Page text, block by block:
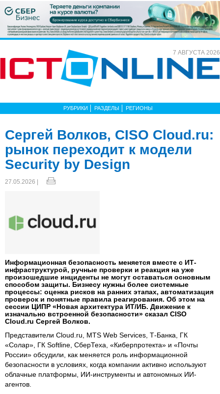
7 АВГУСТА 2026
РУБРИКИ РАЗДЕЛЫ РЕГИОНЫ
Сергей Волков, CISO Cloud.ru:
рынок переходит к модели
Security by Design
27.05.2026 |
Информационная безопасность меняется вместе с ИТ-
инфраструктурой, ручные проверки и реакция на уже
произошедшие инциденты не могут оставаться основным
способом защиты. Бизнесу нужны более системные
процессы: оценка рисков на ранних этапах, автоматизация
проверок и понятные правила реагирования. Об этом на
сессии ЦИПР «Новая архитектура ИТ/ИБ. Движение к
изначально встроенной безопасности» сказал CISO
Cloud.ru Сергей Волков.
Представители Cloud.ru, MTS Web Services, Т-Банка, ГК
«Солар», ГК Softline, СберТеха, «Киберпротекта» и «Почты
России» обсудили, как меняется роль информационной
безопасности в условиях, когда компании активно используют
облачные платформы, ИИ-инструменты и автономных ИИ-
агентов.